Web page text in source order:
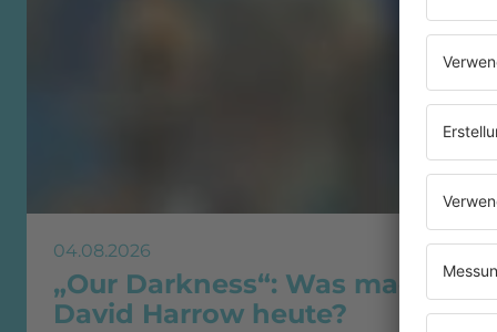
04.08.2026
„Our Darkness“: Was macht
David Harrow heute?